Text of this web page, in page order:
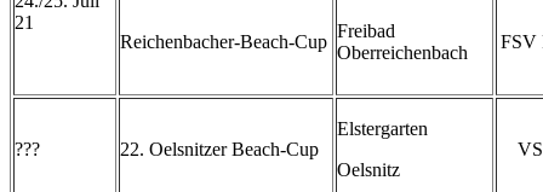
21
Reichenbacher-Beach-Cup
Freibad
Oberreichenbach
FSV
??? 22. Oelsnitzer Beach-Cup
Elstergarten
Oelsnitz